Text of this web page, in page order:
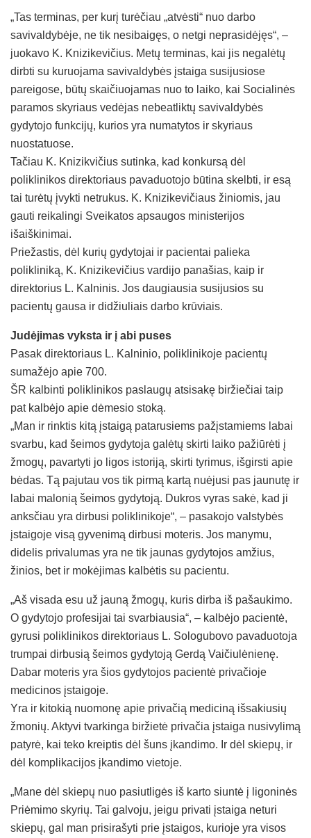
„Tas terminas, per kurį turėčiau „atvėsti“ nuo darbo
savivaldybėje, ne tik nesibaigęs, o netgi neprasidėjęs“, –
juokavo K. Knizikevičius. Metų terminas, kai jis negalėtų
dirbti su kuruojama savivaldybės įstaiga susijusiose
pareigose, būtų skaičiuojamas nuo to laiko, kai Socialinės
paramos skyriaus vedėjas nebeatliktų savivaldybės
gydytojo funkcijų, kurios yra numatytos ir skyriaus
nuostatuose.
Tačiau K. Knizikvičius sutinka, kad konkursą dėl
poliklinikos direktoriaus pavaduotojo būtina skelbti, ir esą
tai turėtų įvykti netrukus. K. Knizikevičiaus žiniomis, jau
gauti reikalingi Sveikatos apsaugos ministerijos
išaiškinimai.
Priežastis, dėl kurių gydytojai ir pacientai palieka
polikliniką, K. Knizikevičius vardijo panašias, kaip ir
direktorius L. Kalninis. Jos daugiausia susijusios su
pacientų gausa ir didžiuliais darbo krūviais.
Judėjimas vyksta ir į abi puses
Pasak direktoriaus L. Kalninio, poliklinikoje pacientų
sumažėjo apie 700.
ŠR kalbinti poliklinikos paslaugų atsisakę biržiečiai taip
pat kalbėjo apie dėmesio stoką.
„Man ir rinktis kitą įstaigą patarusiems pažįstamiems labai
svarbu, kad šeimos gydytoja galėtų skirti laiko pažiūrėti į
žmogų, pavartyti jo ligos istoriją, skirti tyrimus, išgirsti apie
bėdas. Tą pajutau vos tik pirmą kartą nuėjusi pas jaunutę ir
labai malonią šeimos gydytoją. Dukros vyras sakė, kad ji
anksčiau yra dirbusi poliklinikoje“, – pasakojo valstybės
įstaigoje visą gyvenimą dirbusi moteris. Jos manymu,
didelis privalumas yra ne tik jaunas gydytojos amžius,
žinios, bet ir mokėjimas kalbėtis su pacientu.
„Aš visada esu už jauną žmogų, kuris dirba iš pašaukimo.
O gydytojo profesijai tai svarbiausia“, – kalbėjo pacientė,
gyrusi poliklinikos direktoriaus L. Sologubovo pavaduotoja
trumpai dirbusią šeimos gydytoją Gerdą Vaičiulėnienę.
Dabar moteris yra šios gydytojos pacientė privačioje
medicinos įstaigoje.
Yra ir kitokią nuomonę apie privačią mediciną išsakiusių
žmonių. Aktyvi tvarkinga biržietė privačia įstaiga nusivylimą
patyrė, kai teko kreiptis dėl šuns įkandimo. Ir dėl skiepų, ir
dėl komplikacijos įkandimo vietoje.
„Mane dėl skiepų nuo pasiutligės iš karto siuntė į ligoninės
Priėmimo skyrių. Tai galvoju, jeigu privati įstaiga neturi
skiepų, gal man prisirašyti prie įstaigos, kurioje yra visos